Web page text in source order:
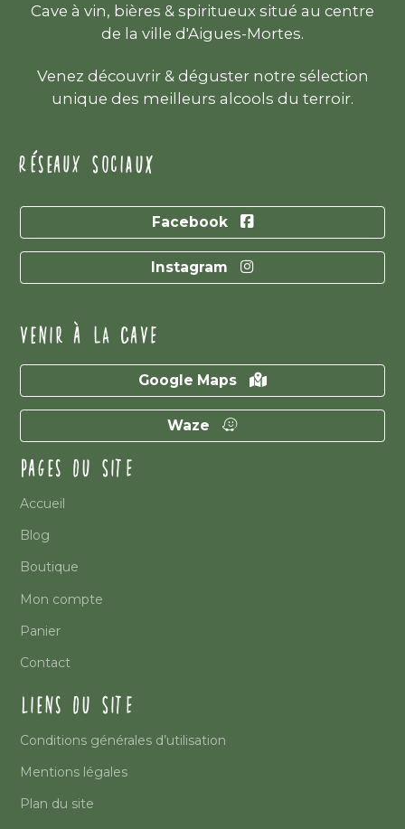
Cave à vin, bières & spiritueux situé au centre
de la ville d'Aigues-Mortes.
Venez découvrir & déguster notre sélection
unique des meilleurs alcools du terroir.
RÉSEAUX SOCIAUX
Facebook
Instagram
VENIR À LA CAVE
Google Maps
Waze
PAGES DU SITE
Accueil
Blog
Boutique
Mon compte
Panier
Contact
LIENS DU SITE
Conditions générales d’utilisation
Mentions légales
Plan du site